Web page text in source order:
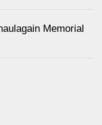
Memorial